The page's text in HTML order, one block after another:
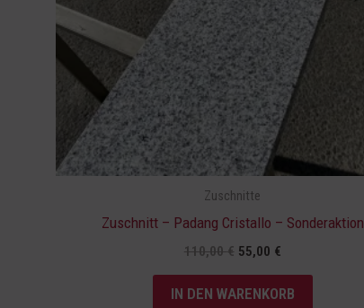
Zuschnitte
Zuschnitt – Padang Cristallo – Sonderaktion
110,00€ 55,00 €
IN DEN WARENKORB